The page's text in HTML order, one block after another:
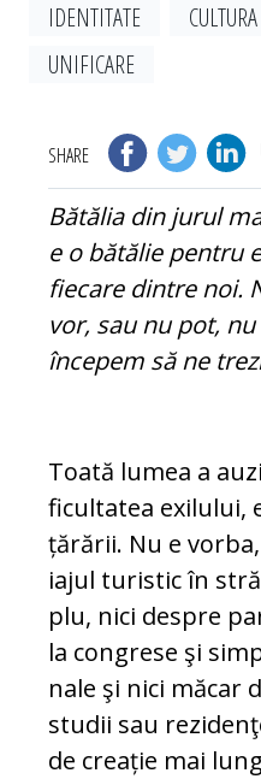
IDENTITATE
CULTURA
UNIFICARE
SHARE
Bătălia din jurul
e o bătălie pentru
fiecare dintre noi.
vor, sau nu pot,
începem să ne
Toată lumea a
fi­cultatea exilului,
ță­ră­rii. Nu e
iajul turistic în
plu, nici despre
la congrese şi
nale şi nici măcar
stu­dii sau
de creație mai